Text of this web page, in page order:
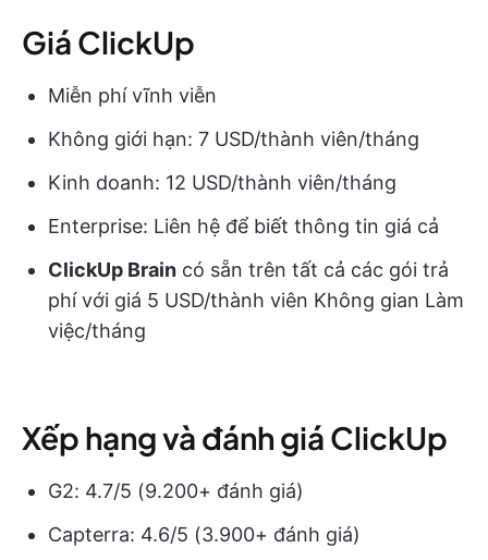
Giá ClickUp
Miễn phí vĩnh viễn
Không giới hạn: 7 USD/thành viên/tháng
Kinh doanh: 12 USD/thành viên/tháng
Enterprise: Liên hệ để biết thông tin giá cả
ClickUp Brain có sẵn trên tất cả các gói trả
phí với giá 5 USD/thành viên Không gian Làm
việc/tháng
Xếp hạng và đánh giá ClickUp
G2: 4.7/5 (9.200+ đánh giá)
Capterra: 4.6/5 (3.900+ đánh giá)